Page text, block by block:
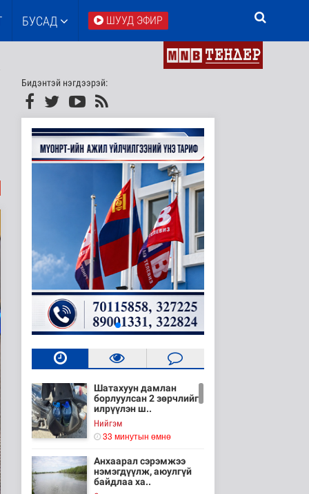
БУСАД ШУУД ЭФИР
Бидэнтэй нэгдээрэй:
Шатахуун дамлан
борлуулсан 2 зөрчлийг
илрүүлэн ш..
Нийгэм
33 минутын өмнө
Анхаарал сэрэмжээ
нэмэгдүүлж, аюулгүй
байдлаа ха..